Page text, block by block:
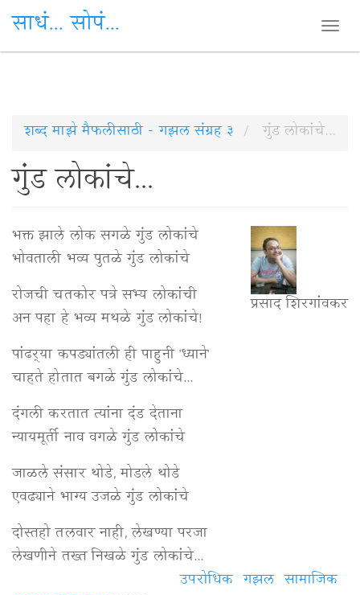
Skip
main
content
साधं... सोपं...
शब्द माझे मैफलीसाठी - गझल संग्रह ३ गुंड लोकांचे...
गुंड लोकांचे...
प्रसाद शिरगांवकर
भक्त झाले लोक सगळे गुंड लोकांचे
भोवताली भव्य पुतळे गुंड लोकांचे
रोजची चतकोर पत्रे सभ्य लोकांची
अन पहा हे भव्य मथळे गुंड लोकांचे!
पांढर्‍या कपड्यांतली ही पाहुनी 'ध्याने'
चाहते होतात बगळे गुंड लोकांचे...
दंगली करतात त्यांना दंड देताना
न्यायमूर्ती नाव वगळे गुंड लोकांचे
जाळले संसार थोडे, मोडले थोडे
एवढ्याने भाग्य उजळे गुंड लोकांचे
दोस्तहो तलवार नाही, लेखण्या परजा
लेखणीने तख्त निखळे गुंड लोकांचे...
सामाजिक
गझल
उपरोधिक